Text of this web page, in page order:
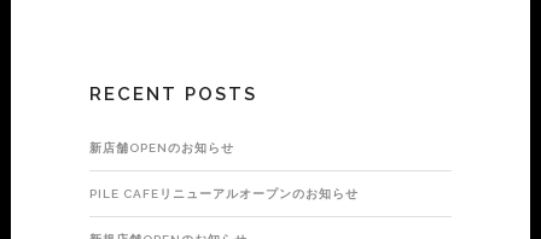
RECENT POSTS
新店舗OPENのお知らせ
PILE CAFEリニューアルオープンのお知らせ